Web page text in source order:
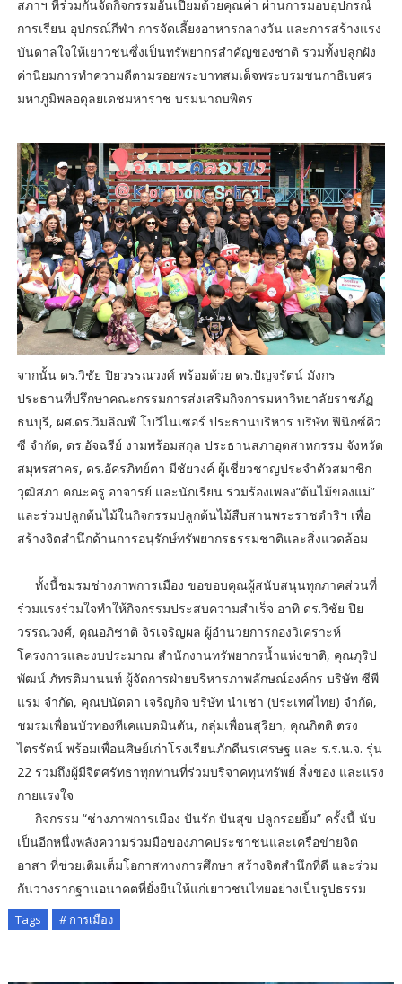
สภาฯ ที่ร่วมกันจัดกิจกรรมอันเปี่ยมด้วยคุณค่า ผ่านการมอบอุปกรณ์
การเรียน อุปกรณ์กีฬา การจัดเลี้ยงอาหารกลางวัน และการสร้างแรง
บันดาลใจให้เยาวชนซึ่งเป็นทรัพยากรสำคัญของชาติ รวมทั้งปลูกฝัง
ค่านิยมการทำความดีตามรอยพระบาทสมเด็จพระบรมชนกาธิเบศร
มหาภูมิพลอดุลยเดชมหาราช บรมนาถบพิตร
จากนั้น ดร.วิชัย ปิยวรรณวงศ์ พร้อมด้วย ดร.ปัญจรัตน์ มังกร
ประธานที่ปรึกษาคณะกรรมการส่งเสริมกิจการมหาวิทยาลัยราชภัฏ
ธนบุรี, ผศ.ดร.วิมลิณฬ์ โบวีไนเซอร์ ประธานบริหาร บริษัท ฟินิกซ์คิว
ซี จำกัด, ดร.อัจฉรีย์ งามพร้อมสกุล ประธานสภาอุตสาหกรรม จังหวัด
สมุทรสาคร, ดร.อัครภิทย์ตา มีชัยวงค์ ผู้เชี่ยวชาญประจำตัวสมาชิก
วุฒิสภา คณะครู อาจารย์ และนักเรียน ร่วมร้องเพลง“ต้นไม้ของแม่”
และร่วมปลูกต้นไม้ในกิจกรรมปลูกต้นไม้สืบสานพระราชดำริฯ เพื่อ
สร้างจิตสำนึกด้านการอนุรักษ์ทรัพยากรธรรมชาติและสิ่งแวดล้อม
ทั้งนี้ชมรมช่างภาพการเมือง ขอขอบคุณผู้สนับสนุนทุกภาคส่วนที่
ร่วมแรงร่วมใจทำให้กิจกรรมประสบความสำเร็จ อาทิ ดร.วิชัย ปิย
วรรณวงศ์, คุณอภิชาติ จิรเจริญผล ผู้อำนวยการกองวิเคราะห์
โครงการและงบประมาณ สำนักงานทรัพยากรน้ำแห่งชาติ, คุณภุริป
พัฒน์ ภัทรติมานนท์ ผู้จัดการฝ่ายบริหารภาพลักษณ์องค์กร บริษัท ซีพี
แรม จำกัด, คุณปนัดดา เจริญกิจ บริษัท นำเชา (ประเทศไทย) จำกัด,
ชมรมเพื่อนบัวทองทีเคแบดมินตัน, กลุ่มเพื่อนสุริยา, คุณกิตติ ตรง
ไตรรัตน์ พร้อมเพื่อนศิษย์เก่าโรงเรียนภักดีนรเศรษฐ และ ร.ร.น.จ. รุ่น
22 รวมถึงผู้มีจิตศรัทธาทุกท่านที่ร่วมบริจาคทุนทรัพย์ สิ่งของ และแรง
กายแรงใจ
กิจกรรม “ช่างภาพการเมือง ปันรัก ปันสุข ปลูกรอยยิ้ม” ครั้งนี้ นับ
เป็นอีกหนึ่งพลังความร่วมมือของภาคประชาชนและเครือข่ายจิต
อาสา ที่ช่วยเติมเต็มโอกาสทางการศึกษา สร้างจิตสำนึกที่ดี และร่วม
กันวางรากฐานอนาคตที่ยั่งยืนให้แก่เยาวชนไทยอย่างเป็นรูปธรรม
Tags # การเมือง